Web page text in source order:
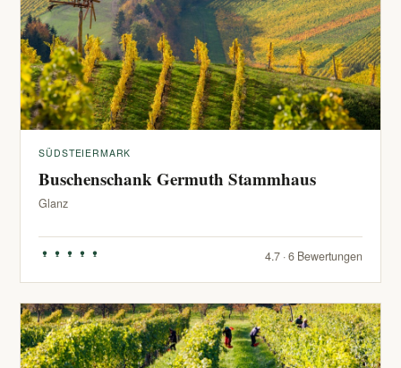
SÜDSTEIERMARK
Buschenschank Germuth Stammhaus
Glanz
4.7 · 6 Bewertungen